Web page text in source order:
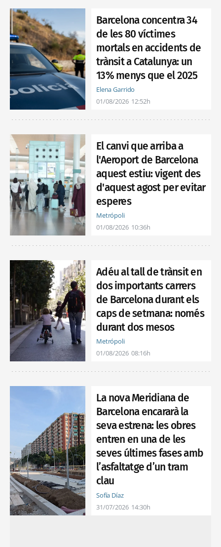
Barcelona concentra 34
de les 80 víctimes
mortals en accidents de
trànsit a Catalunya: un
13% menys que el 2025
Elena Garrido
01/08/2026 12:52h
El canvi que arriba a
l'Aeroport de Barcelona
aquest estiu: vigent des
d'aquest agost per evitar
esperes
Metrópoli
01/08/2026 10:36h
Adéu al tall de trànsit en
dos importants carrers
de Barcelona durant els
caps de setmana: només
durant dos mesos
Metrópoli
01/08/2026 08:16h
La nova Meridiana de
Barcelona encararà la
seva estrena: les obres
entren en una de les
seves últimes fases amb
l’asfaltatge d’un tram
clau
Sofía Díaz
31/07/2026 14:30h